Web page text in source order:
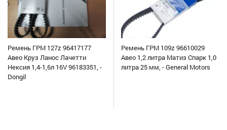
Ремень ГРМ 127z 96417177
Авео Круз Ланос Лачетти
Нексия 1,4-1,6л 16V 96183351, -
Dongil
Ремень ГРМ 109z 96610029
Авео 1,2 литра Матиз Спарк 1,0
литра 25 мм, - General Motors